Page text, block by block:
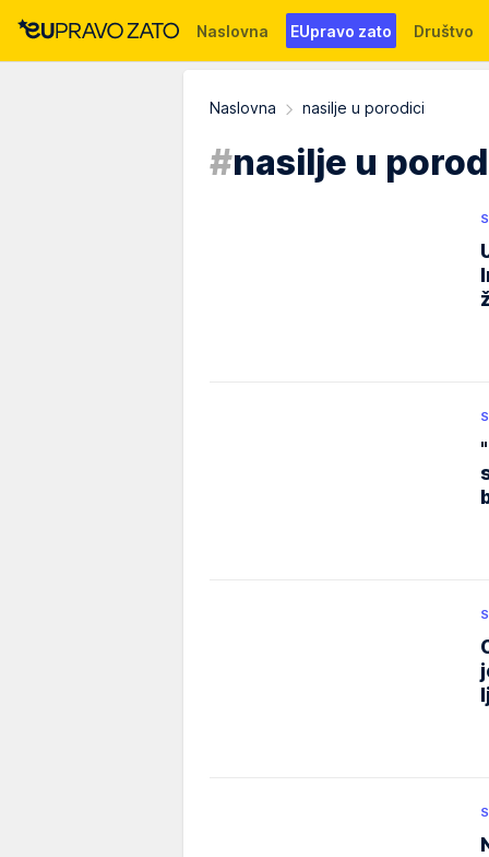
Naslovna EUpravo zato Društvo
Naslovna
nasilje u porodici
#nasilje u